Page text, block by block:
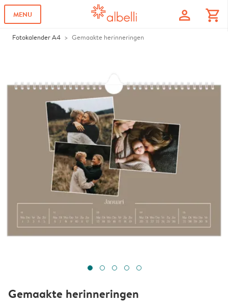
MENU profile shopping_cart
Fotokalender A4 Gemaakte herinneringen
Gemaakte herinneringen